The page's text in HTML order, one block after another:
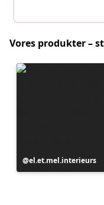
Vores produkter –
Opslag
offentliggjort
el.et.mel.interieurs